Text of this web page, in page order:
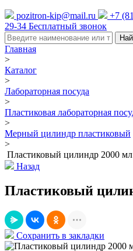
pozitron-kip@mail.ru +7
29-34 Бесплатный звонок
Главная
>
Каталог
>
Лабораторная посуда
>
Пластиковая лабораторная
>
Мерный цилиндр пластиковый
>
Пластиковый цилиндр 2000
Назад
Пластиковый
Сохранить в закладки